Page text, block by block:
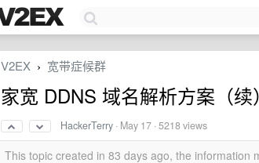
V2EX › 宽带症候群
家宽 DDNS 域名解析方案（续）
HackerTerry · May 17 · 5218 views
This topic created in 83 days ago, the information